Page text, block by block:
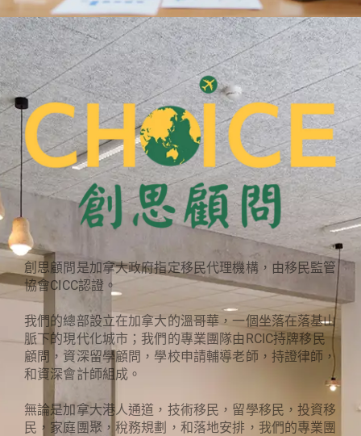
創思顧問是加拿大政府指定移民代理機構，由移民監管
協會CICC認證。
我們的總部設立在加拿大的溫哥華，一個坐落在落基山
脈下的現代化城市；我們的專業團隊由RCIC持牌移民
顧問，資深留學顧問，學校申請輔導老師，持證律師，
和資深會計師組成。
無論是加拿大港人通道，技術移民，留學移民，投資移
民，家庭團聚，稅務規劃，和落地安排，我們的專業團